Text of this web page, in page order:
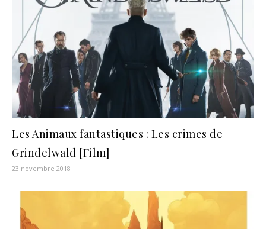
Les Animaux fantastiques : Les crimes de
Grindelwald [Film]
23 novembre 2018